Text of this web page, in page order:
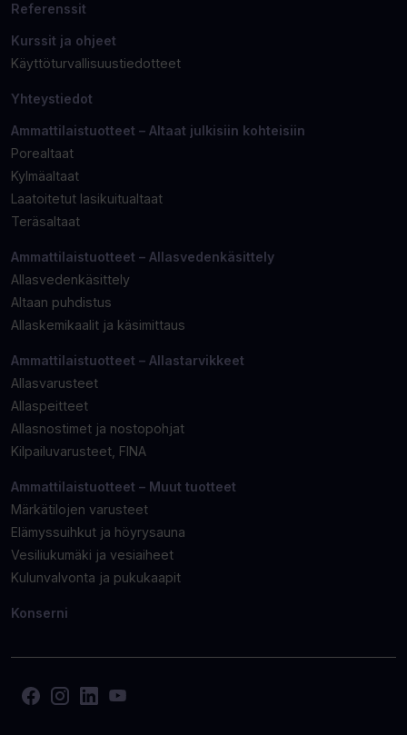
Referenssit
Kurssit ja ohjeet
Käyttöturvallisuustiedotteet
Yhteystiedot
Ammattilaistuotteet – Altaat julkisiin kohteisiin
Porealtaat
Kylmäaltaat
Laatoitetut lasikuitualtaat
Teräsaltaat
Ammattilaistuotteet – Allasvedenkäsittely
Allasvedenkäsittely
Altaan puhdistus
Allaskemikaalit ja käsimittaus
Ammattilaistuotteet – Allastarvikkeet
Allasvarusteet
Allaspeitteet
Allasnostimet ja nostopohjat
Kilpailuvarusteet, FINA
Ammattilaistuotteet – Muut tuotteet
Märkätilojen varusteet
Elämyssuihkut ja höyrysauna
Vesiliukumäki ja vesiaiheet
Kulunvalvonta ja pukukaapit
Konserni
Facebook
(Avaa Instagram
(Avaa LinkedIn
(Avaa